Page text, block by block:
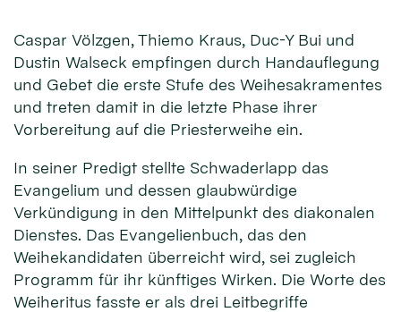
Caspar Völzgen, Thiemo Kraus, Duc-Y Bui und
Dustin Walseck empfingen durch Handauflegung
und Gebet die erste Stufe des Weihesakramentes
und treten damit in die letzte Phase ihrer
Vorbereitung auf die Priesterweihe ein.
In seiner Predigt stellte Schwaderlapp das
Evangelium und dessen glaubwürdige
Verkündigung in den Mittelpunkt des diakonalen
Dienstes. Das Evangelienbuch, das den
Weihekandidaten überreicht wird, sei zugleich
Programm für ihr künftiges Wirken. Die Worte des
Weiheritus fasste er als drei Leitbegriffe